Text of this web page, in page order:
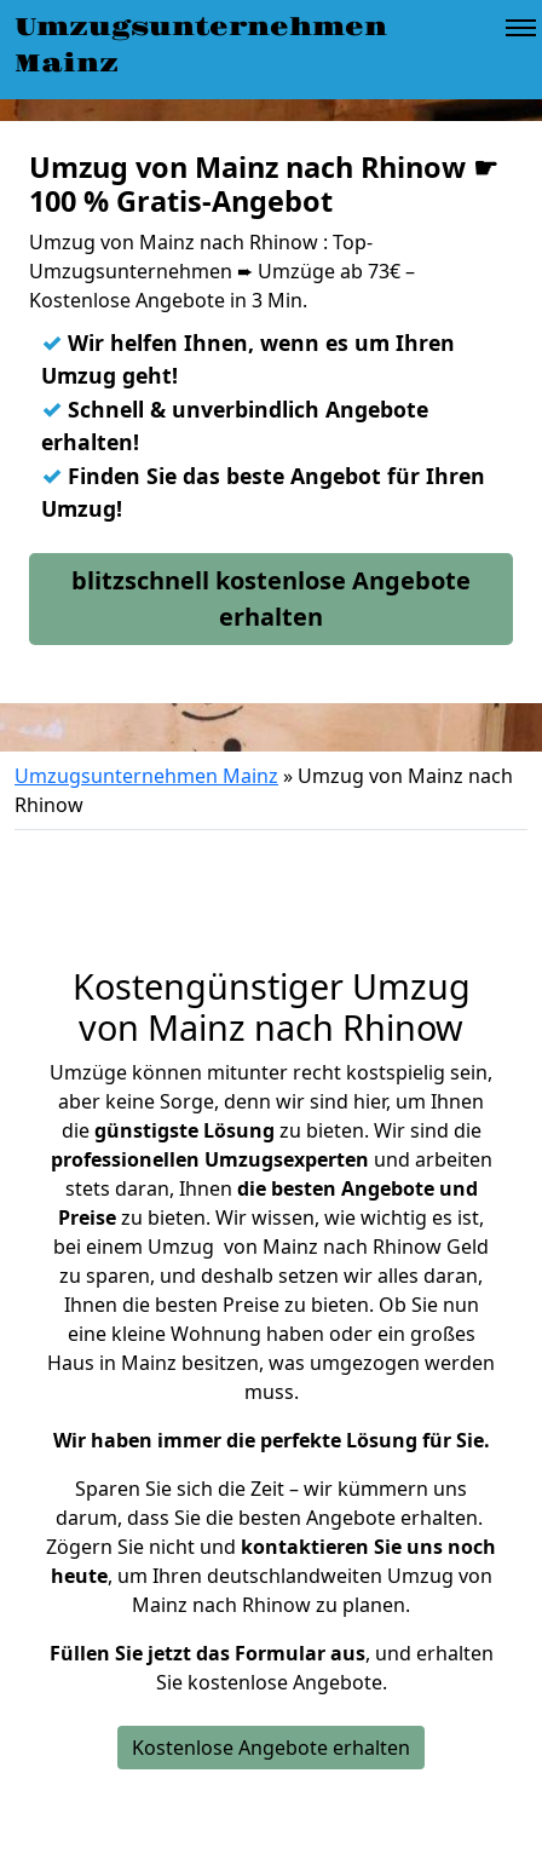
Umzugsunternehmen
Mainz
Umzug von Mainz nach Rhinow ☛
100 % Gratis-Angebot
Umzug von Mainz nach Rhinow : Top-
Umzugsunternehmen ➨ Umzüge ab 73€ –
Kostenlose Angebote in 3 Min.
✓ Wir helfen Ihnen, wenn es um Ihren
Umzug geht!
✓ Schnell & unverbindlich Angebote
erhalten!
✓ Finden Sie das beste Angebot für Ihren
Umzug!
blitzschnell kostenlose Angebote
erhalten
Umzugsunternehmen Mainz » Umzug von Mainz nach
Rhinow
Kostengünstiger Umzug
von Mainz nach Rhinow
Umzüge können mitunter recht kostspielig sein,
aber keine Sorge, denn wir sind hier, um Ihnen
diegünstigste Lösung zu bieten. Wir sind die
professionellen Umzugsexperten und arbeiten
stets daran, Ihnen die besten Angebote und
Preisezu bieten. Wir wissen, wie wichtig es ist,
bei einem Umzug von Mainz nach Rhinow Geld
zu sparen, und deshalb setzen wir alles daran,
Ihnen die besten Preise zu bieten. Ob Sie nun
eine kleine Wohnung haben oder ein großes
Haus in Mainz besitzen, was umgezogen werden
muss.
Wir haben immer die perfekte Lösung für Sie.
Sparen Sie sich die Zeit – wir kümmern uns
darum, dass Sie die besten Angebote erhalten.
Zögern Sie nicht und kontaktieren Sie uns noch
heute, um Ihren deutschlandweiten Umzug von
Mainz nach Rhinow zu planen.
Füllen Sie jetzt das Formular aus, und erhalten
Sie kostenlose Angebote.
Kostenlose Angebote erhalten